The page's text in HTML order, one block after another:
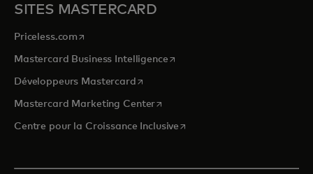
SITES MASTERCARD
Priceless.com s’ouvre dans un nouvel onglet
Mastercard Business Intelligences’ouvre dans un nouvel onglet
Développeurs Mastercards’ouvre dans un nouvel onglet
Mastercard Marketing Centers’ouvre dans un nouvel onglet
Centre pour la Croissance Inclusive s’ouvre dans un nouvel